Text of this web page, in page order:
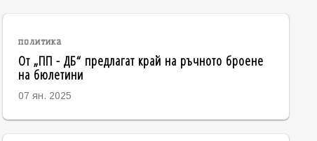
политика
От „ПП - ДБ“ предлагат край на ръчното броене
на бюлетини
07 ян. 2025